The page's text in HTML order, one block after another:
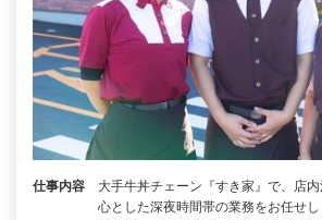
仕事内容
大手牛丼チェーン『すき家』で、店
心とした深夜時間帯の業務をお任せ